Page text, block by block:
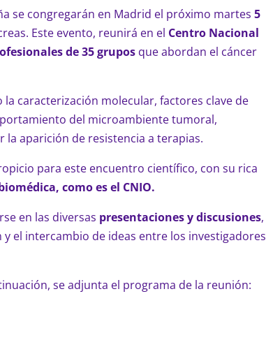
se congregarán en Madrid el próximo martes 5
Este evento, reunirá en el Centro Nacional
de 35 grupos que abordan el cáncer
caracterización molecular, factores clave de
del microambiente tumoral,
aparición de resistencia a terapias.
para este encuentro científico, con su rica
como es el CNIO.
en las diversas presentaciones y discusiones,
el intercambio de ideas entre los investigadores
se adjunta el programa de la reunión: